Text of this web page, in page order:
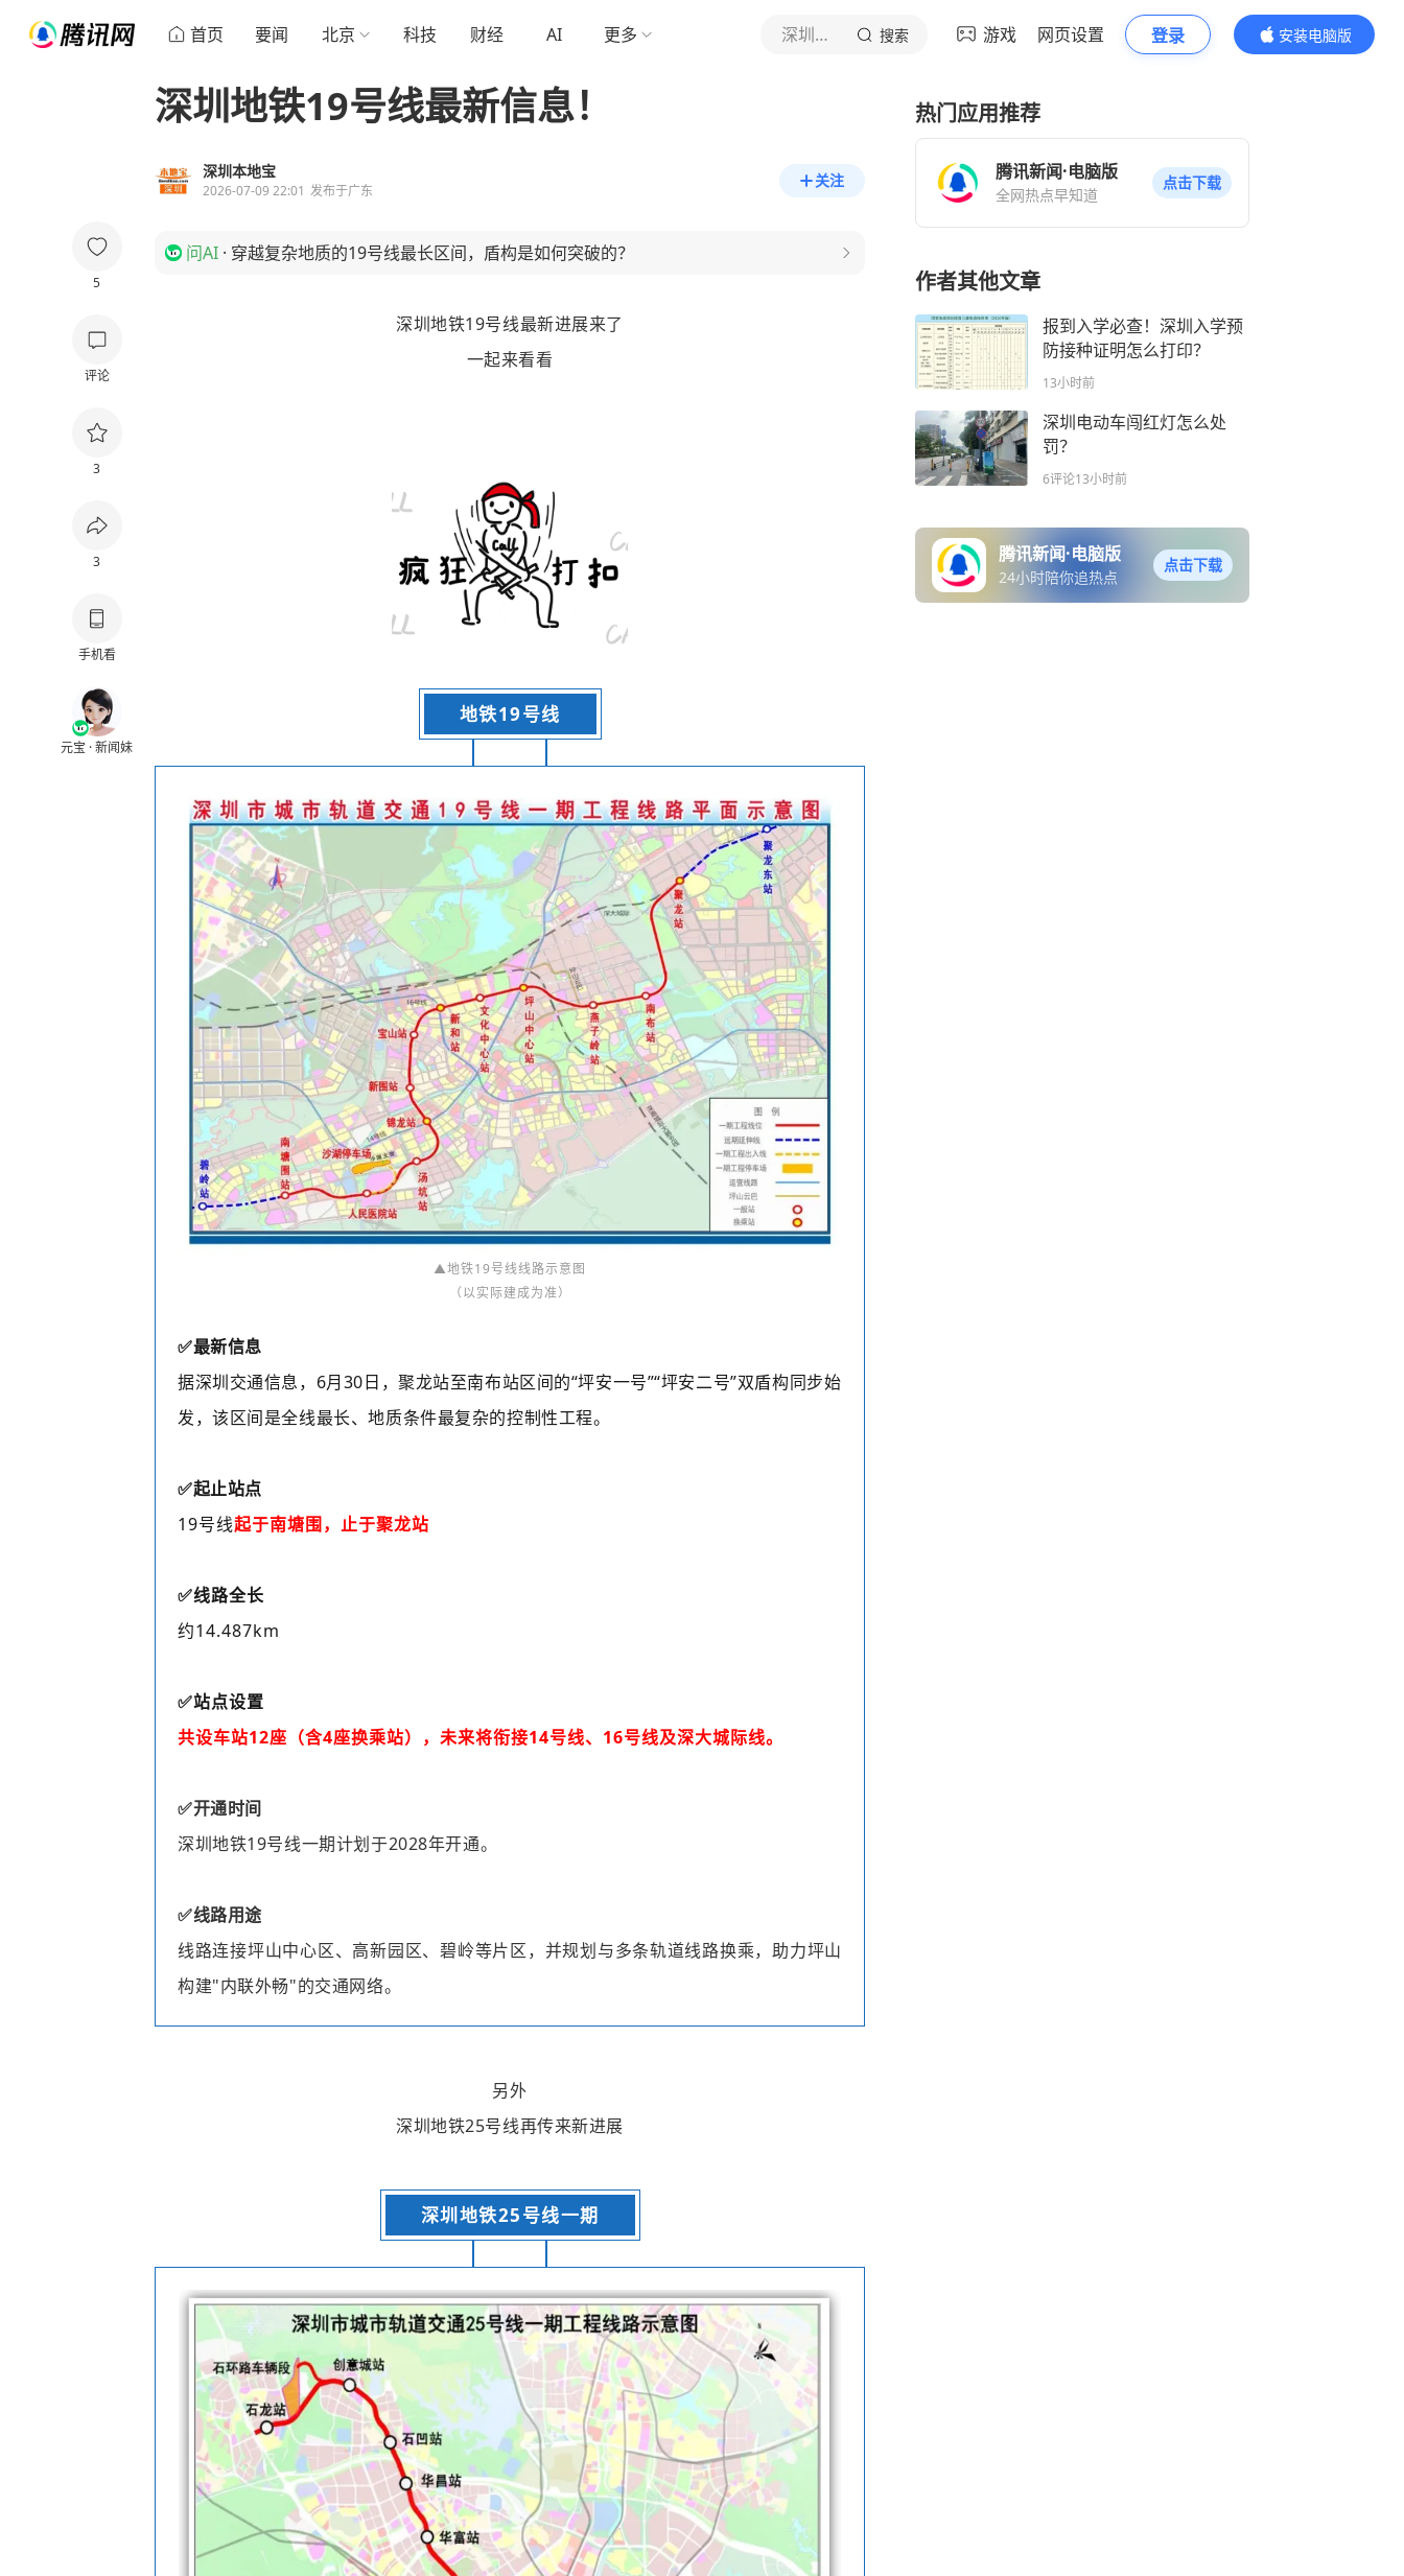
首页 要闻 北京 科技 财经 AI 更多 深圳本地宝 搜索 游戏 网页设置 登录
安装电脑版
内容更精彩
5
评论
3
3
手机看
元宝 · 新闻妹
深圳地铁19号线最新信息！
深圳本地宝
2026-07-09 22:01 发布于广东
关注
问AI · 穿越复杂地质的19号线最长区间，盾构是如何突破的？
深圳地铁19号线最新进展来了
一起来看看
地铁19号线
▲地铁19号线线路示意图
（以实际建成为准）
✅最新信息
据深圳交通信息， 6月30日，聚龙站至南布站区间的“坪安一号”“坪安二号”双盾构同步始
发，该区间是全线最长、地质条件最复杂的控制性工程。
✅起止站点
19号线起于南塘围，止于聚龙站
✅线路全长
约14.487km
✅站点设置
共设车站12座 （含4座换乘站），未来将衔接14号线、16号线及深大城际线。
✅开通时间
深圳地铁19号线一期计划于2028年开通。
✅线路用途
线路连接坪山中心区、高新园区、碧岭等片区，并规划与多条轨道线路换乘，助力坪山
构建"内联外畅"的交通网络。
另外
深圳地铁25号线再传来新进展
深圳地铁25号线一期
热门应用推荐
腾讯新闻·电脑版
全网热点早知道
点击下载
作者其他文章
报到入学必查！深圳入学预
防接种证明怎么打印？
13小时前
深圳电动车闯红灯怎么处
罚？
6评论13小时前
腾讯新闻·电脑版
24小时陪你追热点
点击下载